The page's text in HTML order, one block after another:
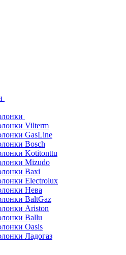
Vilterm
GasLine
Bosch
Kotitonttu
Mizudo
Baxi
Electrolux
Нева
BaltGaz
Ariston
Ballu
Oasis
Ладогаз